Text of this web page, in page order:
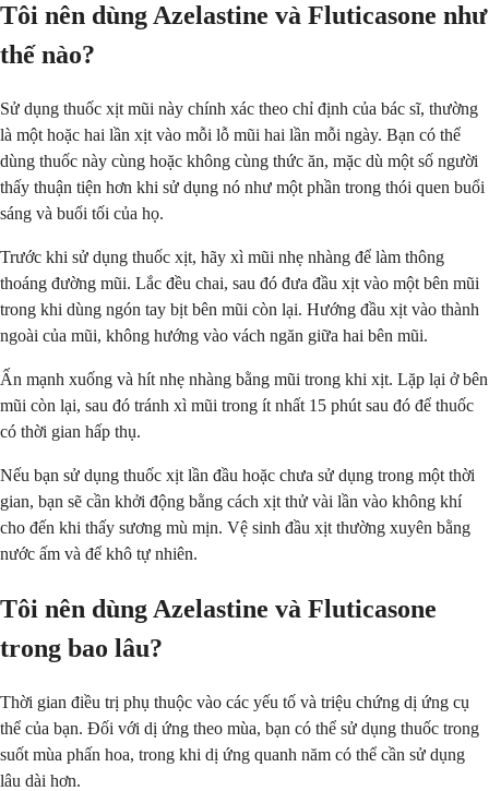
Tôi nên dùng Azelastine và Fluticasone như
thế nào?
Sử dụng thuốc xịt mũi này chính xác theo chỉ định của bác sĩ, thường
là một hoặc hai lần xịt vào mỗi lỗ mũi hai lần mỗi ngày. Bạn có thể
dùng thuốc này cùng hoặc không cùng thức ăn, mặc dù một số người
thấy thuận tiện hơn khi sử dụng nó như một phần trong thói quen buổi
sáng và buổi tối của họ.
Trước khi sử dụng thuốc xịt, hãy xì mũi nhẹ nhàng để làm thông
thoáng đường mũi. Lắc đều chai, sau đó đưa đầu xịt vào một bên mũi
trong khi dùng ngón tay bịt bên mũi còn lại. Hướng đầu xịt vào thành
ngoài của mũi, không hướng vào vách ngăn giữa hai bên mũi.
Ấn mạnh xuống và hít nhẹ nhàng bằng mũi trong khi xịt. Lặp lại ở bên
mũi còn lại, sau đó tránh xì mũi trong ít nhất 15 phút sau đó để thuốc
có thời gian hấp thụ.
Nếu bạn sử dụng thuốc xịt lần đầu hoặc chưa sử dụng trong một thời
gian, bạn sẽ cần khởi động bằng cách xịt thử vài lần vào không khí
cho đến khi thấy sương mù mịn. Vệ sinh đầu xịt thường xuyên bằng
nước ấm và để khô tự nhiên.
Tôi nên dùng Azelastine và Fluticasone
trong bao lâu?
Thời gian điều trị phụ thuộc vào các yếu tố và triệu chứng dị ứng cụ
thể của bạn. Đối với dị ứng theo mùa, bạn có thể sử dụng thuốc trong
suốt mùa phấn hoa, trong khi dị ứng quanh năm có thể cần sử dụng
lâu dài hơn.